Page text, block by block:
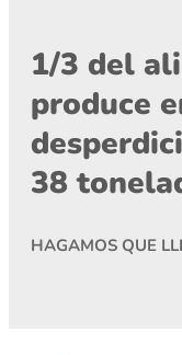
1/3 del
produce
38
HAGAMOS QUE